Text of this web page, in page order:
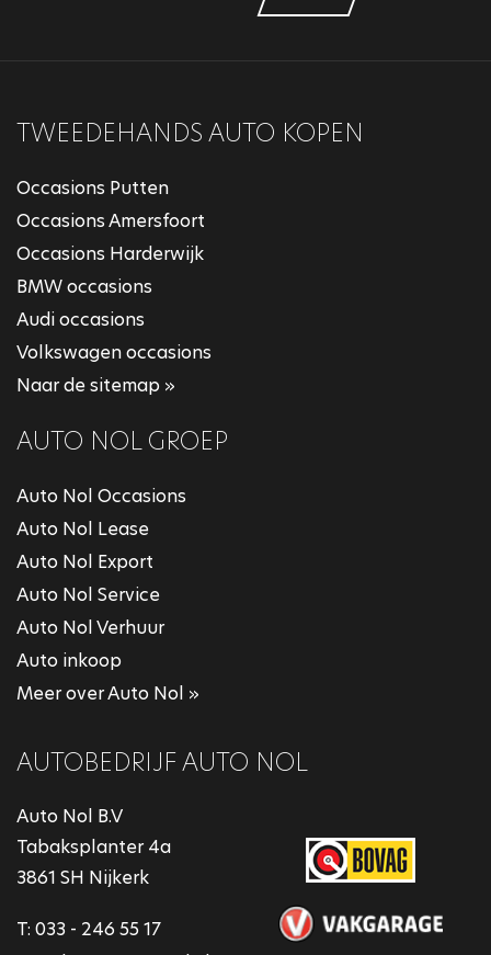
TWEEDEHANDS AUTO KOPEN
Occasions Putten
Occasions Amersfoort
Occasions Harderwijk
BMW occasions
Audi occasions
Volkswagen occasions
Naar de sitemap »
AUTO NOL GROEP
Auto Nol Occasions
Auto Nol Lease
Auto Nol Export
Auto Nol Service
Auto Nol Verhuur
Auto inkoop
Meer over Auto Nol »
AUTOBEDRIJF AUTO NOL
Auto Nol B.V
Tabaksplanter 4a
3861 SH Nijkerk
T: 033 - 246 55 17